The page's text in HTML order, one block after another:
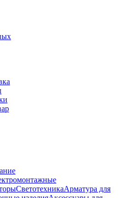
СветотехникаАрматура для